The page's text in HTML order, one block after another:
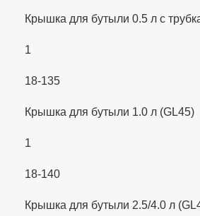
Крышка для бутыли 0.5 л с
1
18-135
Крышка для бутыли 1.0 л (GL45)
1
18-140
Крышка для бутыли 2.5/4.0 л